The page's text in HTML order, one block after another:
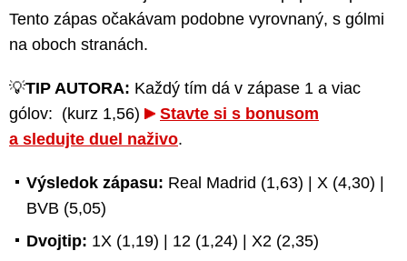
Tento zápas očakávam podobne vyrovnaný, s gólmi
na oboch stranách.
💡TIP AUTORA: Každý tím dá v zápase 1 a viac
gólov: (kurz 1,56)
Stavte si s bonusom
a sledujte duel naživo.
Výsledok zápasu: Real Madrid (1,63) | X (4,30) |
BVB (5,05)
Dvojtip: 1X (1,19) | 12 (1,24) | X2 (2,35)